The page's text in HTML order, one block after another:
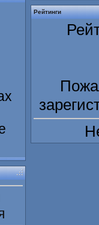
Рейтинги